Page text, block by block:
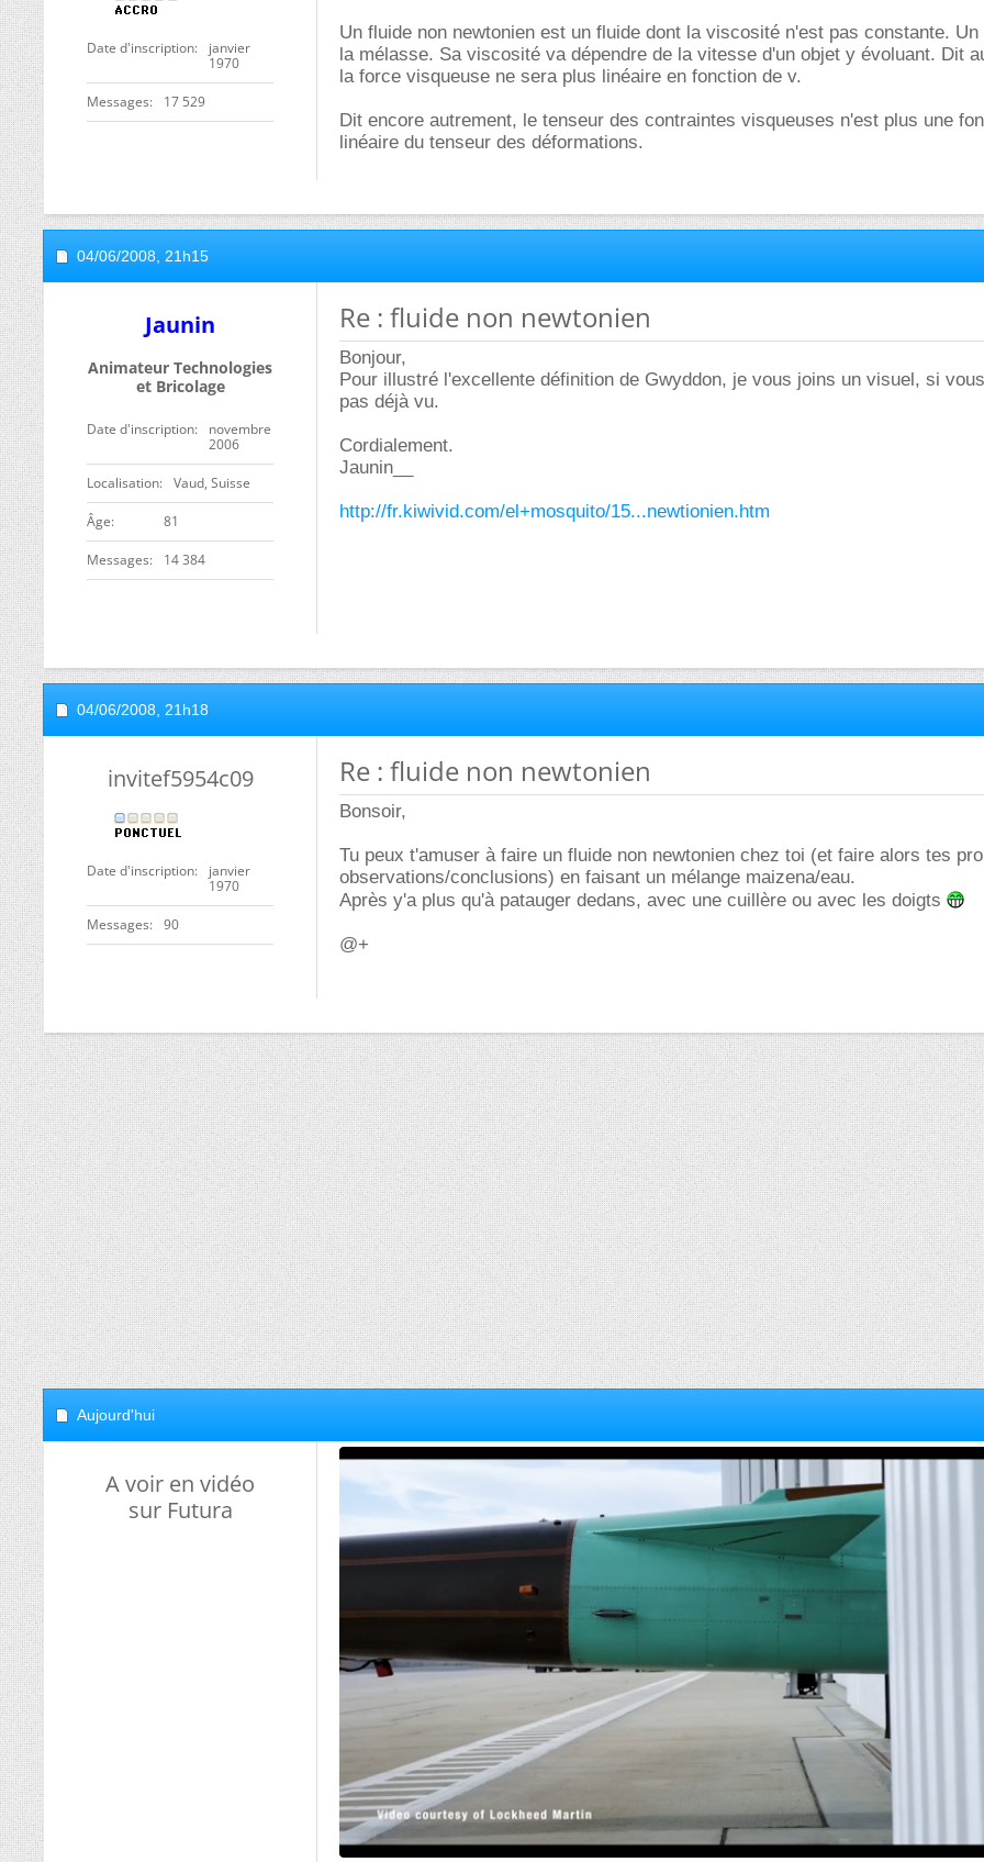
Date d'inscription
janvier
1970
Messages 17 529
Un fluide non newtonien est un fluide dont la viscosité n'est pas constante. Un
la mélasse. Sa viscosité va dépendre de la vitesse d'un objet y évoluant. Dit
la force visqueuse ne sera plus linéaire en fonction de v.
Dit encore autrement, le tenseur des contraintes visqueuses n'est plus une
linéaire du tenseur des déformations.
04/06/2008, 21h15
Jaunin
Animateur Technologies
et Bricolage
Date d'inscription
novembre
2006
Localisation Vaud, Suisse
ge 81
Messages 14 384
Re : fluide non newtonien
Bonjour,
Pour illustré l'excellente définition de Gwyddon, je vous joins un visuel, si
pas déjà vu.
Cordialement.
Jaunin__
http://fr.kiwivid.com/el+mosquito/15...newtionien.htm
04/06/2008, 21h18
invitef5954c09
Date d'inscription
janvier
1970
Messages 90
Re : fluide non newtonien
Bonsoir,
Tu peux t'amuser à faire un fluide non newtonien chez toi (et faire alors tes
observations/conclusions) en faisant un mélange maizena/eau.
Après y'a plus qu'à patauger dedans, avec une cuillère ou avec les doigts
@+
Aujourd'hui
A voir en vidéo
sur Futura